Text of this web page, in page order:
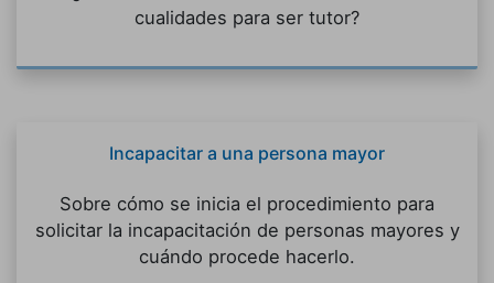
cualidades para ser tutor?
Incapacitar a una persona mayor
Sobre cómo se inicia el procedimiento para
solicitar la incapacitación de personas mayores y
cuándo procede hacerlo.